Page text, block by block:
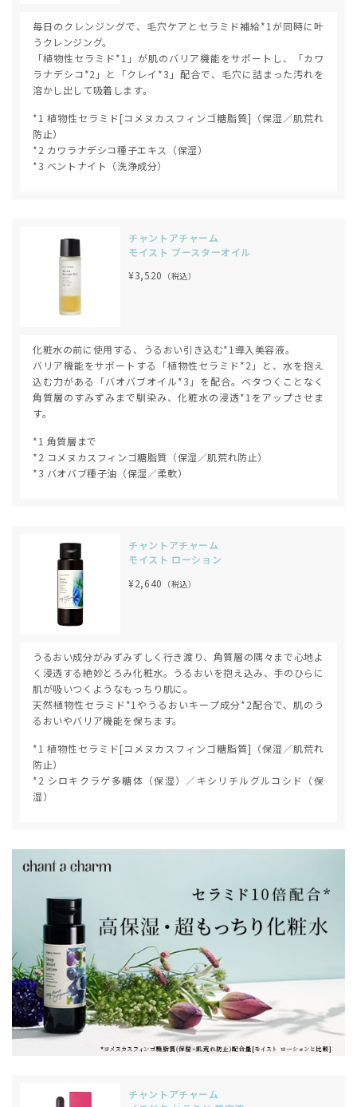
毎日のクレンジングで、毛穴ケアとセラミド補給*1が同時に叶
うクレンジング。
「植物性セラミド*1」が肌のバリア機能をサポートし、「カワ
ラナデシコ*2」と「クレイ*3」配合で、毛穴に詰まった汚れを
溶かし出して吸着します。
*1 植物性セラミド[コメヌカスフィンゴ糖脂質]（保湿／肌荒れ
防止）
*2 カワラナデシコ種子エキス（保湿）
*3 ベントナイト（洗浄成分）
チャントアチャーム
モイスト ブースターオイル
¥3,520 （税込）
化粧水の前に使用する、うるおい引き込む*1導入美容液。
バリア機能をサポートする「植物性セラミド*2」と、水を抱え
込む力がある「バオバブオイル*3」を配合。ベタつくことなく
角質層のすみずみまで馴染み、化粧水の浸透*1をアップさせま
す。
*1 角質層まで
*2 コメヌカスフィンゴ糖脂質（保湿／肌荒れ防止）
*3 バオバブ種子油（保湿／柔軟）
チャントアチャーム
モイスト ローション
¥2,640 （税込）
うるおい成分がみずみずしく行き渡り、角質層の隅々まで心地よ
く浸透する絶妙とろみ化粧水。うるおいを抱え込み、手のひらに
肌が吸いつくようなもっちり肌に。
天然植物性セラミド*1やうるおいキープ成分*2配合で、肌のう
るおいやバリア機能を保ちます。
*1 植物性セラミド[コメヌカスフィンゴ糖脂質]（保湿／肌荒れ
防止）
*2 シロキクラゲ多糖体（保湿）／キシリチルグルコシド（保
湿）
チャントアチャーム